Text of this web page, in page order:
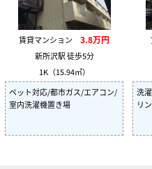
賃貸マンション 3.8万円
新所沢駅 徒歩5分
1K（15.94㎡）
ペット対応/都市ガス/エアコン/
室内洗濯機置き場
洗
リ